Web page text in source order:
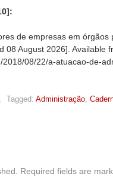
de empresas em
08 August 2026]. Available
08/22/a-atuacao-de-
Tagged: Administração
Required fields are